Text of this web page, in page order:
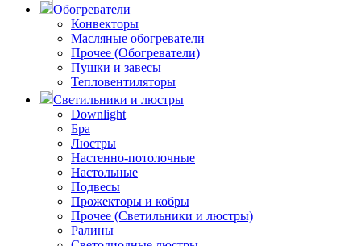
Обогреватели
Конвекторы
Масляные обогреватели
Прочее (Обогреватели)
Пушки и завесы
Тепловентиляторы
Светильники и люстры
Downlight
Бра
Люстры
Настенно-потолочные
Настольные
Подвесы
Прожекторы и кобры
Прочее (Светильники и люстры)
Ралины